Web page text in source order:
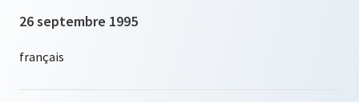
26 septembre 1995